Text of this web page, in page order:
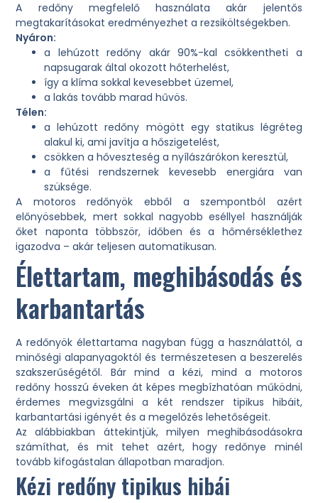
A redőny megfelelő használata akár jelentős
megtakarításokat eredményezhet a rezsiköltségekben.
Nyáron:
a lehúzott redőny akár 90%-kal csökkentheti a
napsugarak által okozott hőterhelést,
így a klíma sokkal kevesebbet üzemel,
a lakás tovább marad hűvös.
Télen:
a lehúzott redőny mögött egy statikus légréteg
alakul ki, ami javítja a hőszigetelést,
csökken a hőveszteség a nyílászárókon keresztül,
a fűtési rendszernek kevesebb energiára van
szüksége.
A motoros redőnyök ebből a szempontból azért
előnyösebbek, mert sokkal nagyobb eséllyel használják
őket naponta többször, időben és a hőmérséklethez
igazodva – akár teljesen automatikusan.
Élettartam, meghibásodás és
karbantartás
A redőnyök élettartama nagyban függ a használattól, a
minőségi alapanyagoktól és természetesen a beszerelés
szakszerűségétől. Bár mind a kézi, mind a motoros
redőny hosszú éveken át képes megbízhatóan működni,
érdemes megvizsgálni a két rendszer tipikus hibáit,
karbantartási igényét és a megelőzés lehetőségeit.
Az alábbiakban áttekintjük, milyen meghibásodásokra
számíthat, és mit tehet azért, hogy redőnye minél
tovább kifogástalan állapotban maradjon.
Kézi redőny tipikus hibái